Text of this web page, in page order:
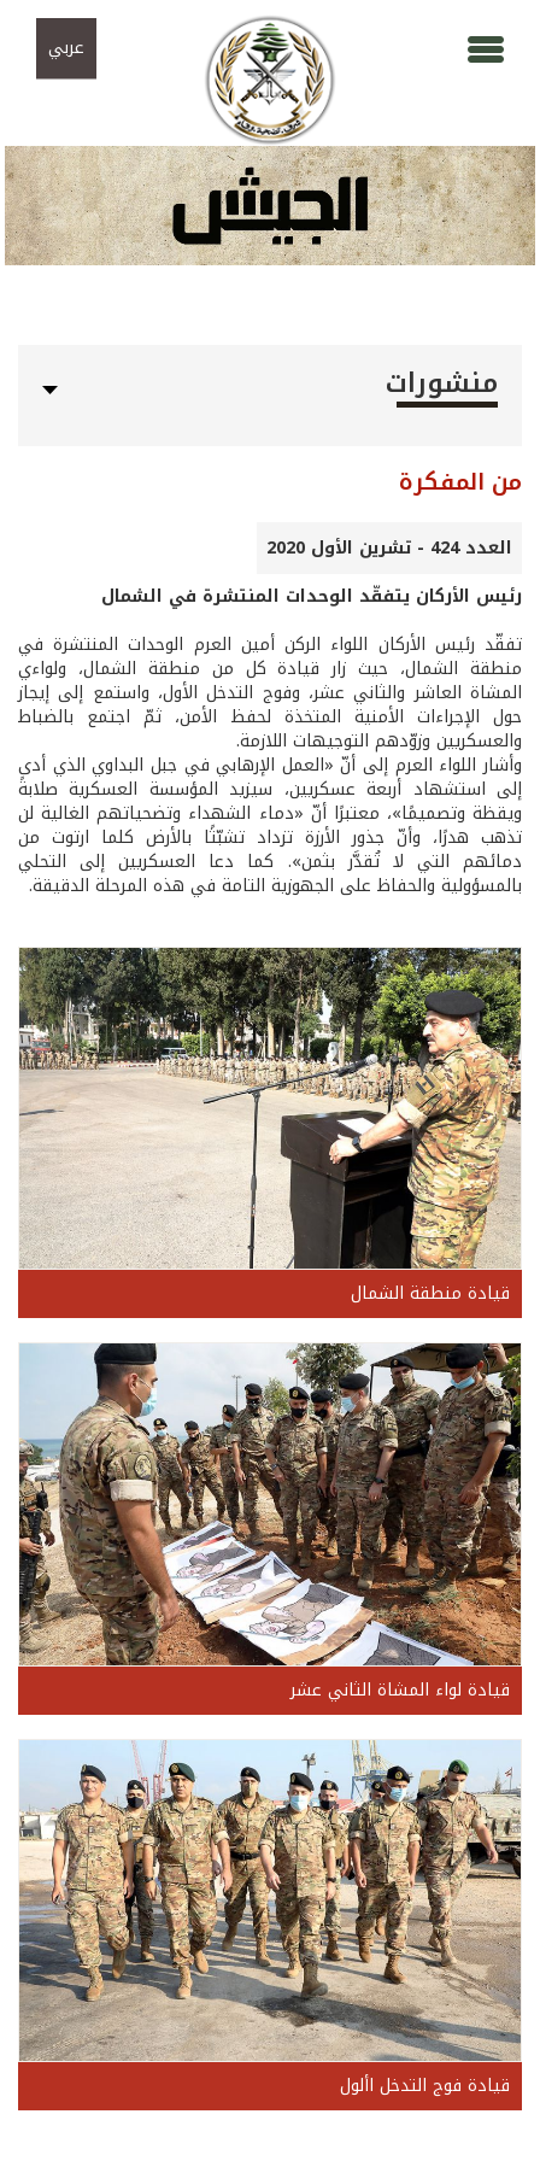
عربي
منشورات
من المفكرة
العدد 424 - تشرين الأول 2020
رئيس الأركان يتفقّد الوحدات المنتشرة في الشمال
تفقّد رئيس الأركان اللواء الركن أمين العرم الوحدات المنتشرة في
منطقة الشمال، حيث زار قيادة كل من منطقة الشمال، ولواءي
المشاة العاشر والثاني عشر، وفوج التدخل الأول، واستمع إلى إيجاز
حول الإجراءات الأمنية المتخذة لحفظ الأمن، ثمّ اجتمع بالضباط
والعسكريين وزوّدهم التوجيهات اللازمة.
وأشار اللواء العرم إلى أنّ «العمل الإرهابي في جبل البداوي الذي أدى
إلى استشهاد أربعة عسكريين، سيزيد المؤسسة العسكرية صلابةً
ويقظة وتصميمًا»، معتبرًا أنّ «دماء الشهداء وتضحياتهم الغالية لن
تذهب هدرًا، وأنّ جذور الأرزة تزداد تشبّثًا بالأرض كلما ارتوت من
دمائهم التي لا تُقدَّر بثمن». كما دعا العسكريين إلى التحلي
بالمسؤولية والحفاظ على الجهوزية التامة في هذه المرحلة الدقيقة.
قيادة منطقة الشمال
قيادة لواء المشاة الثاني عشر
قيادة فوج التدخل األول